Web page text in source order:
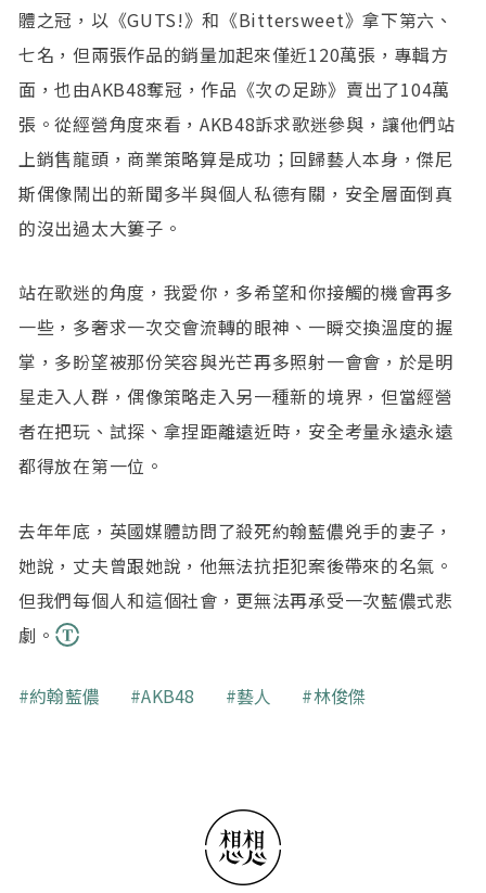
體之冠，以《GUTS!》和《Bittersweet》拿下第六、
七名，但兩張作品的銷量加起來僅近120萬張，專輯方
面，也由AKB48奪冠，作品《次の足跡》賣出了104萬
張。從經營角度來看，AKB48訴求歌迷參與，讓他們站
上銷售龍頭，商業策略算是成功；回歸藝人本身，傑尼
斯偶像鬧出的新聞多半與個人私德有關，安全層面倒真
的沒出過太大簍子。
站在歌迷的角度，我愛你，多希望和你接觸的機會再多
一些，多奢求一次交會流轉的眼神、一瞬交換溫度的握
掌，多盼望被那份笑容與光芒再多照射一會會，於是明
星走入人群，偶像策略走入另一種新的境界，但當經營
者在把玩、試探、拿捏距離遠近時，安全考量永遠永遠
都得放在第一位。
去年年底，英國媒體訪問了殺死約翰藍儂兇手的妻子，
她說，丈夫曾跟她說，他無法抗拒犯案後帶來的名氣。
但我們每個人和這個社會，更無法再承受一次藍儂式悲
劇。
關鍵字
約翰藍儂 AKB48 藝人 林俊傑